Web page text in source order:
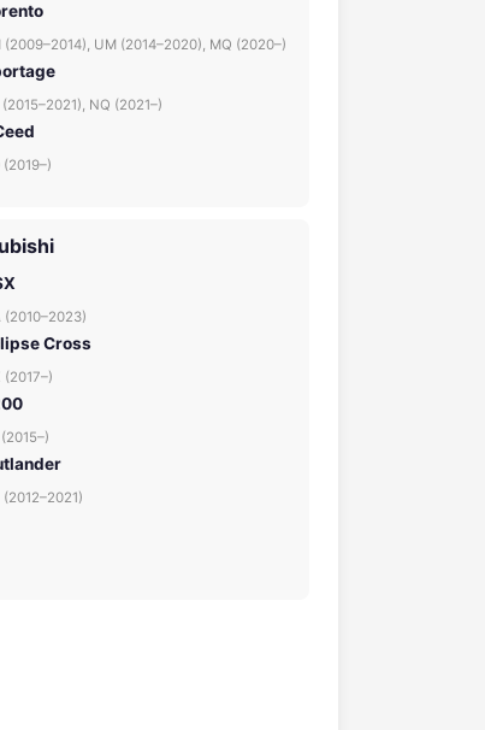
(2009–2014), UM (2014–2020), MQ (2020–)
(2015–2021), NQ (2021–)
(2019–)
(2010–2023)
Cross
(2017–)
(2012–2021)